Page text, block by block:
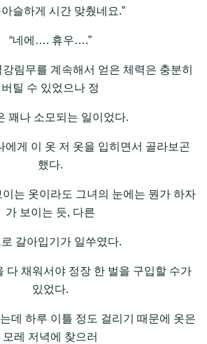
아슬하게 시간 맞췄네요.”
“네에…. 휴우….”
림무를 계속해서 얻은 체력은 충분히
버틸 수 있었으나 정
꽤나 소모되는 일이었다.
에게 이 옷 저 옷을 입히면서 골라보곤
했다.
는 옷이라도 그녀의 눈에는 뭔가 하자
가 보이는 듯, 다른
갈아입기가 일쑤였다.
다 채워서야 정장 한 벌을 구입할 수가
있었다.
데 하루 이틀 정도 걸리기 때문에 옷은
모레 저녁에 찾으러